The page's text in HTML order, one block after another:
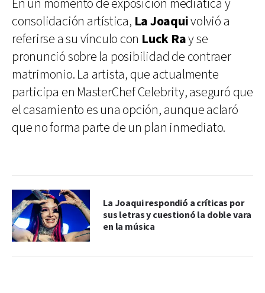
En un momento de exposición mediática y
consolidación artística, La Joaquivolvió a
referirse a su vínculo con Luck Ray se
pronunció sobre la posibilidad de contraer
matrimonio. La artista, que actualmente
participa en MasterChef Celebrity, aseguró que
el casamiento es una opción, aunque aclaró
que no forma parte de un plan inmediato.
La Joaqui respondió a críticas por
sus letras y cuestionó la doble vara
en la música